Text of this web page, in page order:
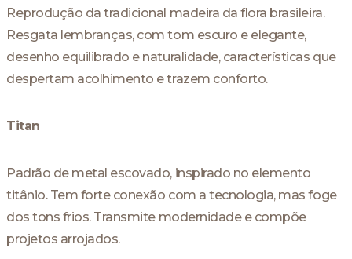
Reprodução da tradicional madeira da flora brasileira.
Resgata lembranças, com tom escuro e elegante,
desenho equilibrado e naturalidade, características que
despertam acolhimento e trazem conforto.
Titan
Padrão de metal escovado, inspirado no elemento
titânio. Tem forte conexão com a tecnologia, mas foge
dos tons frios. Transmite modernidade e compõe
projetos arrojados.